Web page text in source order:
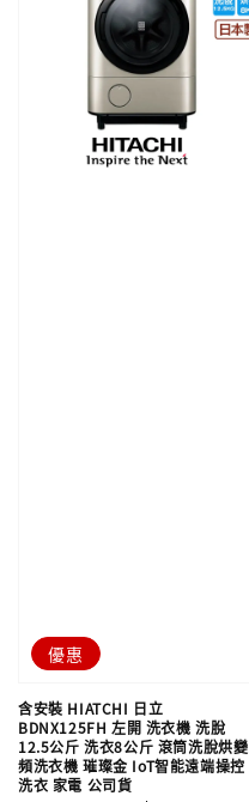
優惠
含安裝 HIATCHI 日立
BDNX125FH 左開 洗衣機 洗脫
12.5公斤 洗衣8公斤 滾筒洗脫烘變
頻洗衣機 璀璨金 IoT智能遠端操控
洗衣 家電 公司貨